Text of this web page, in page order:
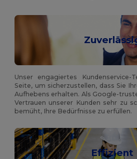
Unser engagiertes
Seite, um sicherzustellen, dass Sie
Aufhebens erhalten. Als Google-
Vertrauen unserer Kunden sehr zu
bemüht, Ihre Bedürfnisse zu erfüllen.
Effizient